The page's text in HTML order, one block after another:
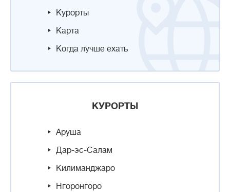
Курорты
Карта
Когда лучше ехать
КУРОРТЫ
Аруша
Дар-эс-Салам
Килиманджаро
Нгоронгоро